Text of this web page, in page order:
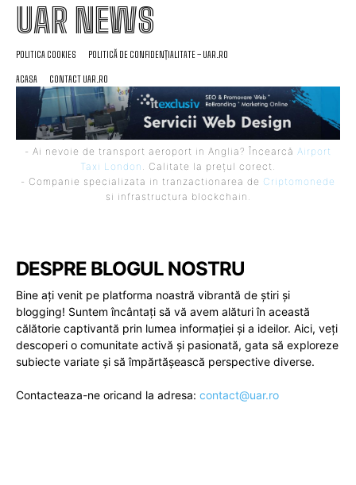
UAR NEWS
POLITICA COOKIES POLITICĂ DE CONFIDENȚIALITATE – UAR.RO
ACASA CONTACT UAR.RO
- Ai nevoie de transport aeroport in Anglia? Încearcă Airport
Taxi London . Calitate la prețul corect.
- Companie specializata in tranzactionarea de Criptomonede
si infrastructura blockchain.
DESPRE BLOGUL NOSTRU
Bine ați venit pe platforma noastră vibrantă de știri și
blogging! Suntem încântați să vă avem alături în această
călătorie captivantă prin lumea informației și a ideilor. Aici, veți
descoperi o comunitate activă și pasionată, gata să exploreze
subiecte variate și să împărtășească perspective diverse.
Contacteaza-ne oricand la adresa: contact@uar.ro